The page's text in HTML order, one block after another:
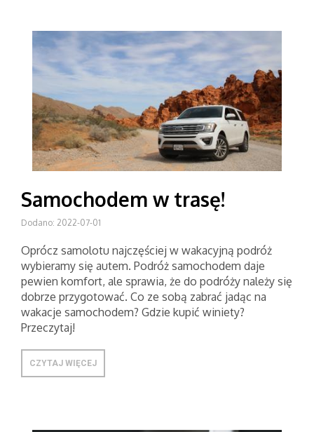
Samochodem w trasę!
Dodano: 2022-07-01
Oprócz samolotu najczęściej w wakacyjną podróż
wybieramy się autem. Podróż samochodem daje
pewien komfort, ale sprawia, że do podróży należy się
dobrze przygotować. Co ze sobą zabrać jadąc na
wakacje samochodem? Gdzie kupić winiety?
Przeczytaj!
CZYTAJ WIĘCEJ